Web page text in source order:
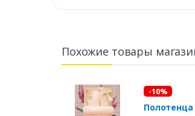
Похожие товары
-10%